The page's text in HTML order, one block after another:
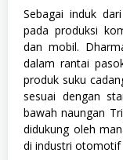
Jenis Pekerjaan
Pendidikan
Pengalaman
Sebagai induk
pada produksi
dan mobil.
dalam rantai
produk suku
sesuai dengan
bawah naungan
didukung oleh
di industri otomotif